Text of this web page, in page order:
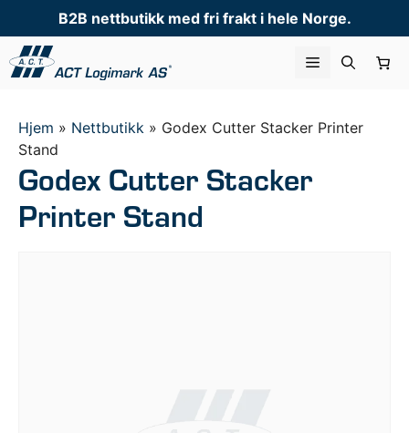
til
innhold
B2B nettbutikk med fri frakt i hele Norge.
Meny
Hjem » Nettbutikk » Godex Cutter Stacker Printer
Stand
Godex Cutter Stacker
Printer Stand